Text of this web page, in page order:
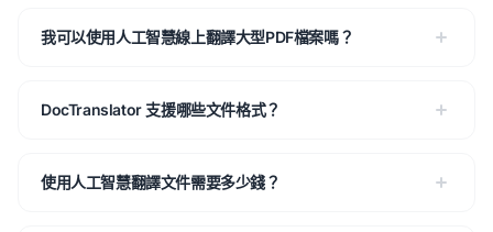
我可以使用人工智慧線上翻譯大型PDF檔案嗎？
DocTranslator 支援哪些文件格式？
使用人工智慧翻譯文件需要多少錢？